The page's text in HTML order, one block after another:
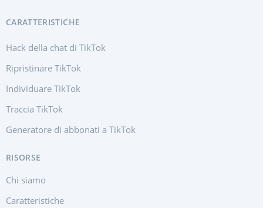
CARATTERISTICHE
Hack della chat di TikTok
Ripristinare TikTok
Individuare TikTok
Traccia TikTok
Generatore di abbonati a TikTok
RISORSE
Chi siamo
Caratteristiche